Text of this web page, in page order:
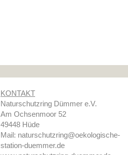
KONTAKT
Naturschutzring Dümmer e.V.
Am Ochsenmoor 52
49448 Hüde
Mail: naturschutzring@oekologische-
station-duemmer.de